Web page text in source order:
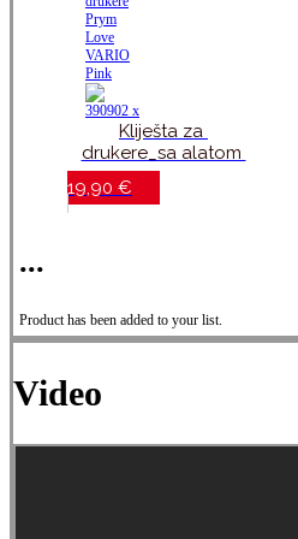
Kliješta za
drukere_sa alatom
za plastične
drukere_Prym Love
19,90 €
...
Product has been added to your list.
Video